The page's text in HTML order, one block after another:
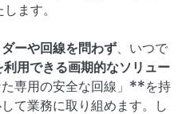
ます。
ーや回線を問わず 、いつで
利用できる画期的なソリュー
専用の安全な回線」**を持
て業務に取り組めます。し